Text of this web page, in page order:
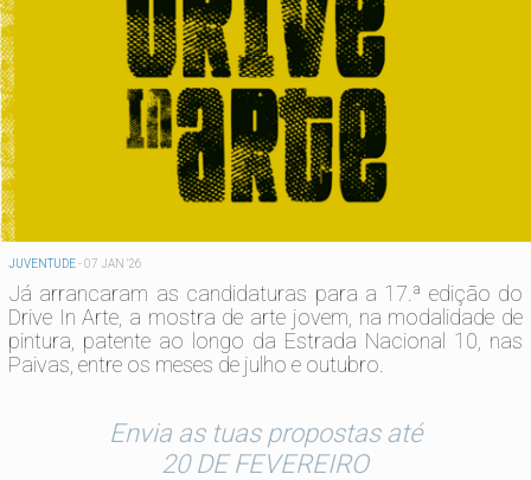
JUVENTUDE-07 JAN '26
Já arrancaram as candidaturas para a 17.ª edição do
Drive In Arte, a mostra de arte jovem, na modalidade de
pintura, patente ao longo da Estrada Nacional 10, nas
Paivas, entre os meses de julho e outubro.
Envia as tuas propostas até
20 DE FEVEREIRO